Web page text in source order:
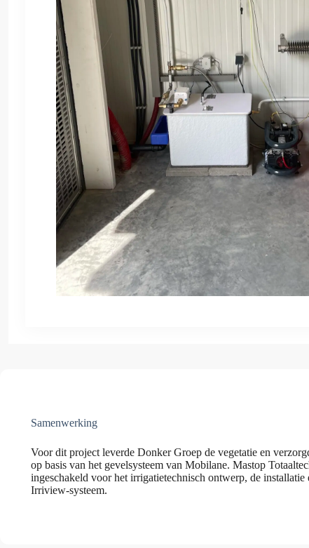
Samenwerking
Voor dit project leverde Donker Groep de vegetatie en
op basis van het gevelsysteem van Mobilane. Mastop
ingeschakeld voor het irrigatietechnisch ontwerp, de
Irriview-systeem.